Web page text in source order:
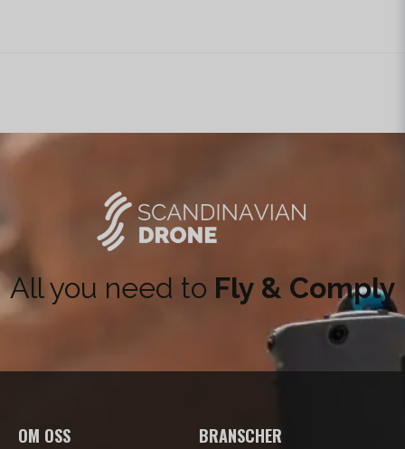
All you need to Fly & Comply
OM OSS BRANSCHER